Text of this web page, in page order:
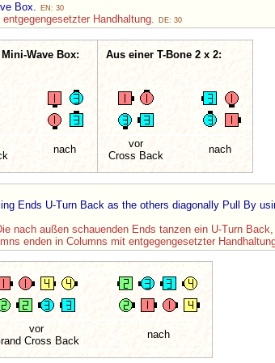
Box. EN: 30
Handhaltung. DE: 30
Wave Box:
nach
Aus einer T-Bone 2 x 2:
vor
Cross Back
nach
Ends U-Turn Back as the others diagonally Pull By
nach außen schauenden Ends tanzen ein U-Turn
enden in Columns mit entgegengesetzter
vor
Cross Back
nach